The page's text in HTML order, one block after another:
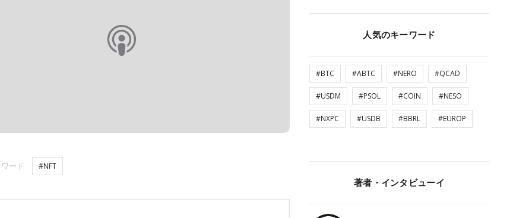
ード #NFT
人気のキーワード
#BTC #ABTC #NERO #QCAD
#USDM #PSOL #COIN #NESO
#NXPC #USDB #BBRL #EUROP
著者・インタビューイ